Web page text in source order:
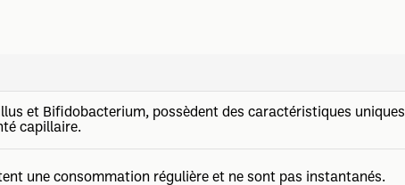
et Bifidobacterium, possèdent des caractéristiques uniques
capillaire.
une consommation régulière et ne sont pas instantanés.